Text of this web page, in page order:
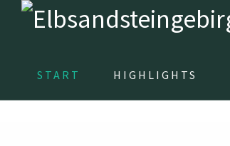
START HIGHLIGHTS